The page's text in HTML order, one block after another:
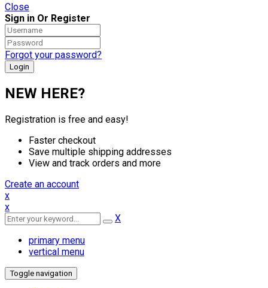
Close
Sign in Or Register
Forgot your password?
NEW HERE?
Registration is free and easy!
Faster checkout
Save multiple shipping addresses
View and track orders and more
Create an account
x
x
X
primary menu
vertical menu
Toggle navigation